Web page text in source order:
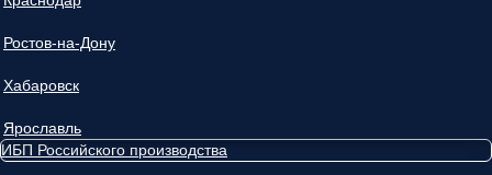
Ростов-на-Дону
Хабаровск
Ярославль
ИБП Российского производства